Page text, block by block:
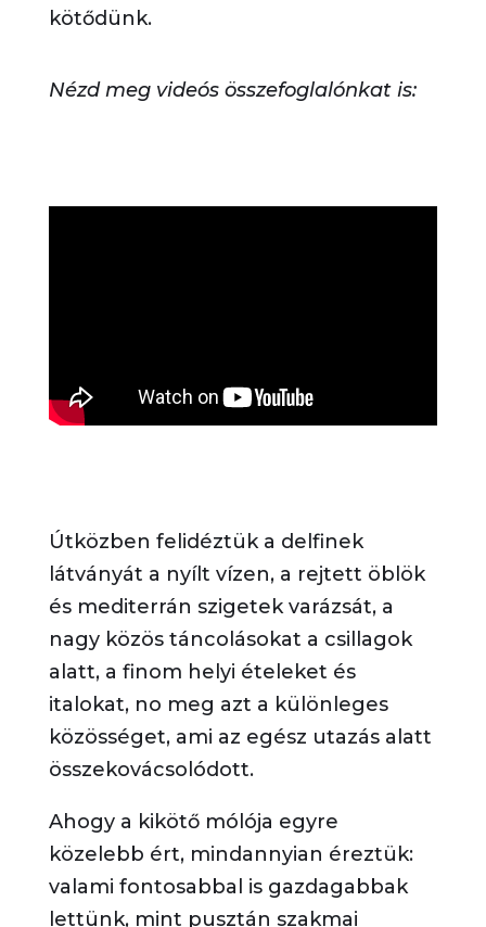
kötődünk.
Nézd meg videós összefoglalónkat is:
Útközben felidéztük a delfinek
látványát a nyílt vízen, a rejtett öblök
és mediterrán szigetek varázsát, a
nagy közös táncolásokat a csillagok
alatt, a finom helyi ételeket és
italokat, no meg azt a különleges
közösséget, ami az egész utazás alatt
összekovácsolódott.
Ahogy a kikötő mólója egyre
közelebb ért, mindannyian éreztük:
valami fontosabbal is gazdagabbak
lettünk, mint pusztán szakmai